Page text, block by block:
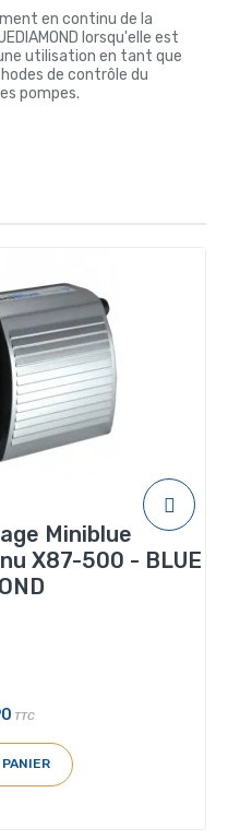
en continu de la
lorsqu'elle est
utilisation en tant que
de contrôle du
pompes.
Miniblue
X87-500 - BLUE
TTC